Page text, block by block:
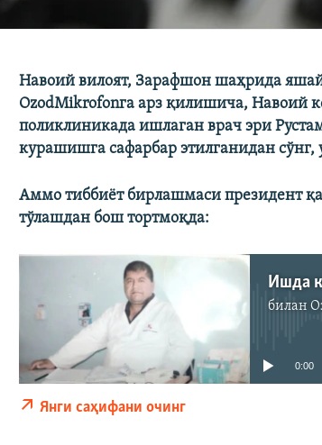
Навоий вилоят, Зарафшон шаҳрида
OzodMikrofonга арз қилишича, Навоий
поликлиникада ишлаган врач эри
курашишга сафарбар этилганидан
Аммо тиббиёт бирлашмаси президент
тўлашдан бош тортмоқда:
билан
Айни дамда
0:00
Янги саҳифани очинг